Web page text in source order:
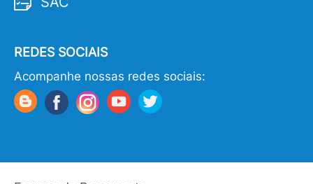
REDES SOCIAIS
Acompanhe nossas redes sociais: